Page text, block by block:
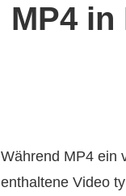
MP4
Während MP4 ein
enthaltene Video